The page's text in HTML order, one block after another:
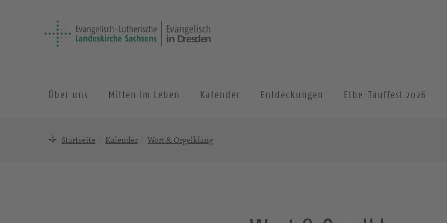
Über uns Mitten im Leben Kalender Entdeckungen Elbe-Tauffest 2026
Startseite Kalender Wort & Orgelklang